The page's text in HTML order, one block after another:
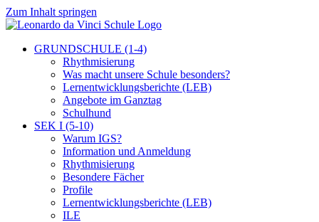
Zum Inhalt springen
GRUNDSCHULE (1-4)
Rhythmisierung
Was macht unsere Schule besonders?
Lernentwicklungsberichte (LEB)
Angebote im Ganztag
Schulhund
SEK I (5-10)
Warum IGS?
Information und Anmeldung
Rhythmisierung
Besondere Fächer
Profile
Lernentwicklungsberichte (LEB)
ILE